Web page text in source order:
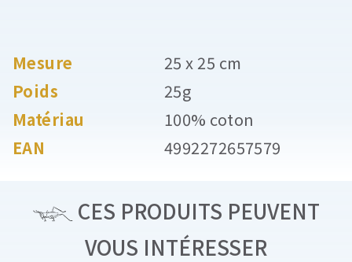
Mesure
25 x 25 cm
Poids
25g
Matériau
100% coton
EAN
4992272657579
CES PRODUITS PEUVENT
VOUS INTÉRESSER